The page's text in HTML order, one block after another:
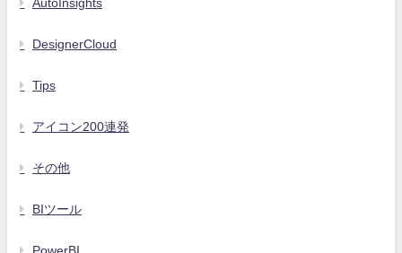
DesignerCloud
Tips
アイコン200連発
その他
BIツール
PowerBI